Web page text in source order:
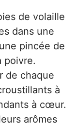
de volaille
dans une
pincée de
poivre.
de chaque
à
à cœur.
arômes